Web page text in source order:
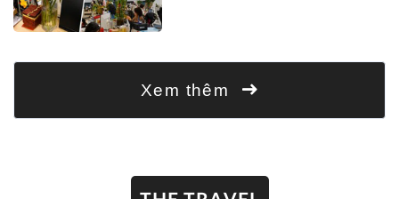
Xem thêm